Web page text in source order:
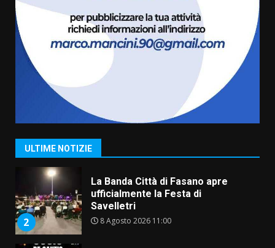
ULTIME NOTIZIE
Fasanese ferito a colpi di arma
da fuoco
6 Agosto 2026 18:13
1
Serie D, l’Us Fasano non molla e
conferma di voler ricorrere per
2
La Banda Città di Fasano apre
ufficialmente la Festa di
Savelletri
8 Agosto 2026 11:00